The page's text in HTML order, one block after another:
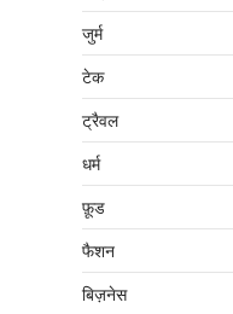
जुर्म
टेक
ट्रैवल
धर्म
फ़ूड
फैशन
बिज़नेस